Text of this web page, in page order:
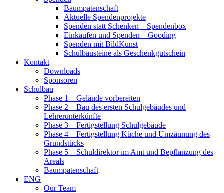
Baumpatenschaft
Aktuelle Spendenprojekte
Spenden statt Schenken – Spendenbox
Einkaufen und Spenden – Gooding
Spenden mit BildKunst
Schulbausteine als Geschenkgutschein
Kontakt
Downloads
Sponsoren
Schulbau
Phase 1 – Gelände vorbereiten
Phase 2 – Bau des ersten Schulgebäudes und
Lehrerunterkünfte
Phase 3 – Fertigstellung Schulgebäude
Phase 4 – Fertigstellung Küche und Umzäunung des
Grundstücks
Phase 5 – Schuldirektor im Amt und Bepflanzung des
Areals
Baumpatenschaft
ENG
Our Team